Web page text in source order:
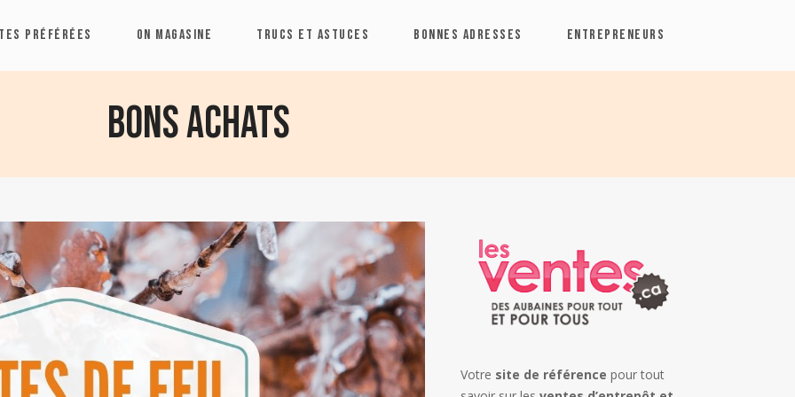
PRÉFÉRÉES ON MAGASINE TRUCS ET ASTUCES BONNES ADRESSES ENTREPRENEURS
Bons achats
Votre site de référence pour tout